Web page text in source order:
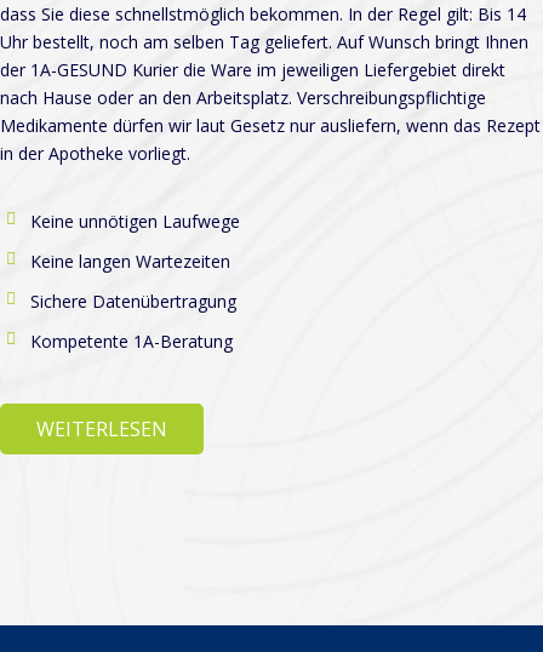
dass Sie diese schnellstmöglich bekommen. In der Regel gilt: Bis 14
Uhr bestellt, noch am selben Tag geliefert. Auf Wunsch bringt Ihnen
der 1A-GESUND Kurier die Ware im jeweiligen Liefergebiet direkt
nach Hause oder an den Arbeitsplatz. Verschreibungspflichtige
Medikamente dürfen wir laut Gesetz nur ausliefern, wenn das Rezept
in der Apotheke vorliegt.
Keine unnötigen Laufwege
Keine langen Wartezeiten
Sichere Datenübertragung
Kompetente 1A-Beratung
WEITERLESEN